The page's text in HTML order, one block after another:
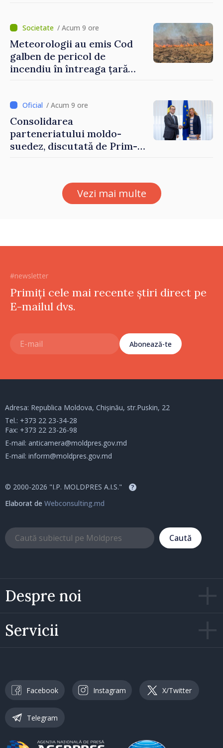
/ Acum 9 ore
Meteorologii au emis Cod
galben de pericol de
incendiu în întreaga țară
/ Acum 9 ore
Consolidarea
parteneriatului moldo-
suedez, discutată de Prim-
Petra Lärke
Vezi mai multe
#newsletter
Primiți cele mai recente știri direct pe
E-mailul dvs.
Abonează-te
Despre noi
Servicii
Adresa: Republica Moldova, Chișinău, str.Puskin, 22
Tel.: +373 22 23-34-28
Fax: +373 22 23-26-98
E-mail: anticamera@moldpres.gov.md
E-mail: inform@moldpres.gov.md
© 2000-2026 "I.P. MOLDPRES A.I.S." ?
Elaborat de Webconsulting.md
Caută
Facebook Instagram X/Twitter
Telegram